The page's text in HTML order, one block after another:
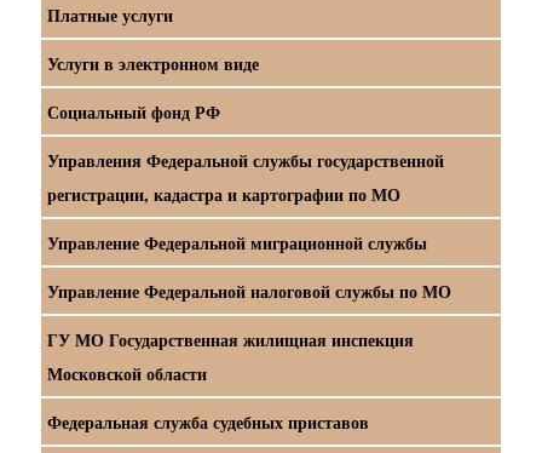
Платные услуги
Услуги в электронном виде
Социальный фонд РФ
Управления Федеральной службы государственной
регистрации, кадастра и картографии по МО
Управление Федеральной миграционной службы
Управление Федеральной налоговой службы по МО
ГУ МО Государственная жилищная инспекция
Московской области
Федеральная служба судебных приставов